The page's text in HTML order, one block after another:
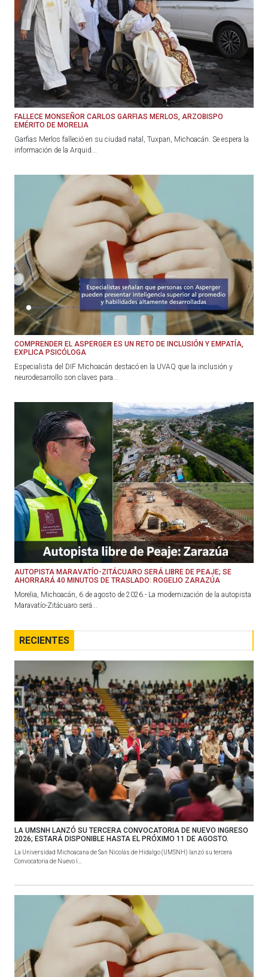
FALLECE MONSEÑOR CARLOS GARFIAS MERLOS, ARZOBISPO
EMÉRITO DE MORELIA
Garfias Merlos falleció en su ciudad natal, Tuxpan, Michoacán. Se espera la
información de la Arquid...
COMPRENDER EL ASPERGER ES UN RETO DE INCLUSIÓN Y EMPATÍA,
EXPLICA PSICÓLOGA
Especialista del DIF Michoacán destacó en la UVAQ que la inclusión y
neurodesarrollo son claves para...
AUTOPISTA MARAVATÍO-ZITÁCUARO SERÁ LIBRE DE PEAJE; SE
AHORRARÁ 40 MINUTOS DE TRASLADO: ROGELIO ZARAZÚA
Morelia, Michoacán, 6 de agosto de 2026.- La modernización de la autopista
Maravatío-Zitácuaro será...
RECIENTES
LA UMSNH LANZÓ SU TERCERA CONVOCATORIA DE NUEVO INGRESO
2026; ESTARÁ DISPONIBLE HASTA EL PRÓXIMO 11 DE AGOSTO.
La Universidad Michoacana de San Nicolás de Hidalgo (UMSNH) lanzó su tercera
Convocatoria de Nuevo I...